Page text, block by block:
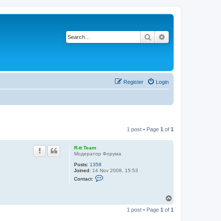
Search
Login
Register
1 post • Page 1 of 1
R-tt Team
Модератор Форума
Posts: 1358
Joined: 14 Nov 2008, 15:53
Contact:
c
p
1 post • Page 1 of 1